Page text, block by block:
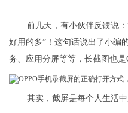
前几天，有小伙伴反馈说
好用的多”！这句话说出了小编
务、应用分屏等等，长截图也是
其实，截屏是每个人生活